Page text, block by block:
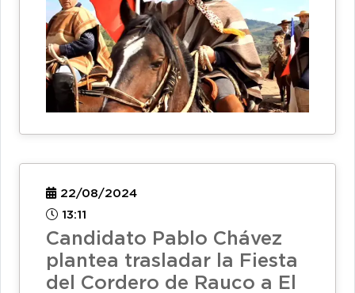
22/08/2024
13:11
Candidato Pablo Chávez
plantea trasladar la Fiesta
del Cordero de Rauco a El